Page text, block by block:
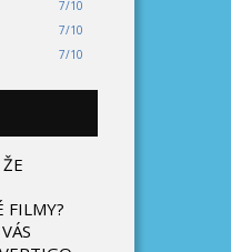
7/10
7/10
7/10
FILMY?